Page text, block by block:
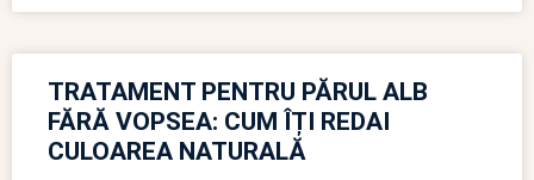
TRATAMENT PENTRU PĂRUL ALB
FĂRĂ VOPSEA: CUM ÎȚI REDAI
CULOAREA NATURALĂ